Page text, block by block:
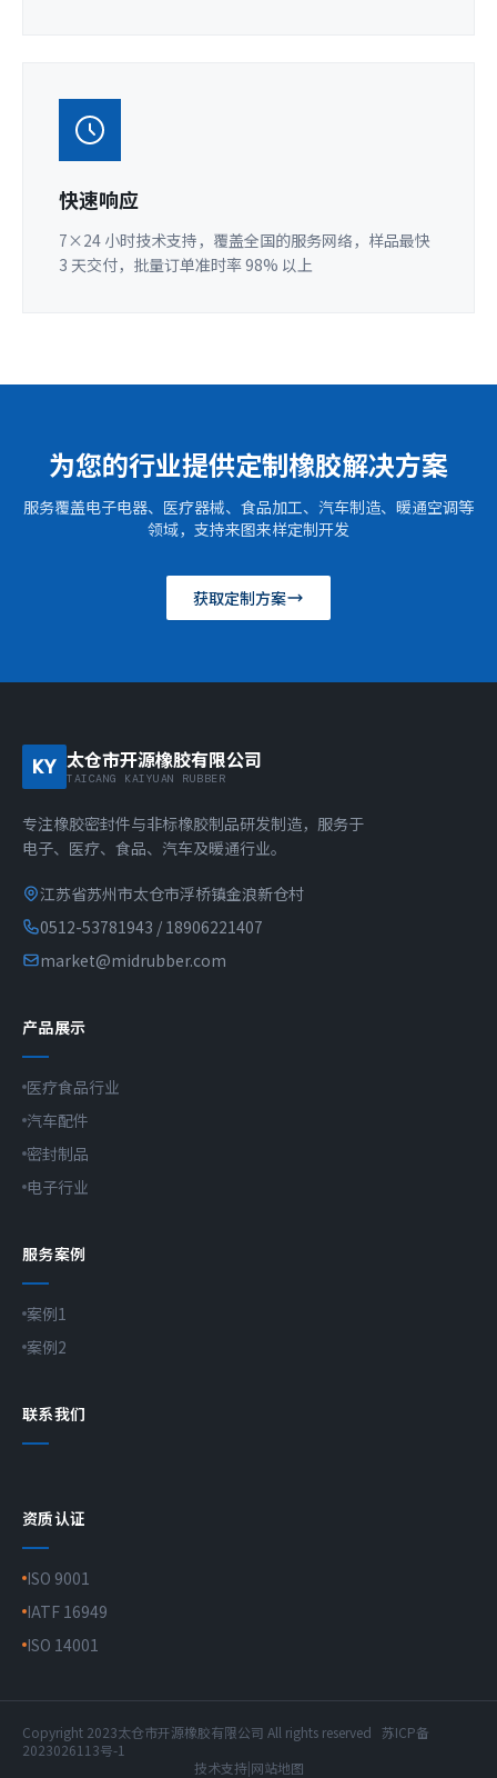
快速响应
7×24 小时技术支持，覆盖全国的服务网络，样品最快
3 天交付，批量订单准时率 98% 以上
为您的行业提供定制橡胶解决方案
服务覆盖电子电器、医疗器械、食品加工、汽车制造、暖通空调等
领域，支持来图来样定制开发
获取定制方案
KY 太仓市开源橡胶有限公司
TAICANG KAIYUAN RUBBER
专注橡胶密封件与非标橡胶制品研发制造，服务于
电子、医疗、食品、汽车及暖通行业。
江苏省苏州市太仓市浮桥镇金浪新仓村
0512-53781943 / 18906221407
market@midrubber.com
产品展示
医疗食品行业
汽车配件
密封制品
电子行业
服务案例
案例1
案例2
联系我们
资质认证
ISO 9001
IATF 16949
ISO 14001
Copyright 2023太仓市开源橡胶有限公司 All rights reserved 苏ICP备
2023026113号-1
技术支持|网站地图